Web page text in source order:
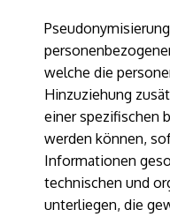
welche die
Hinzuziehung
einer spezifischen
werden können,
Informationen
technischen und
unterliegen, die